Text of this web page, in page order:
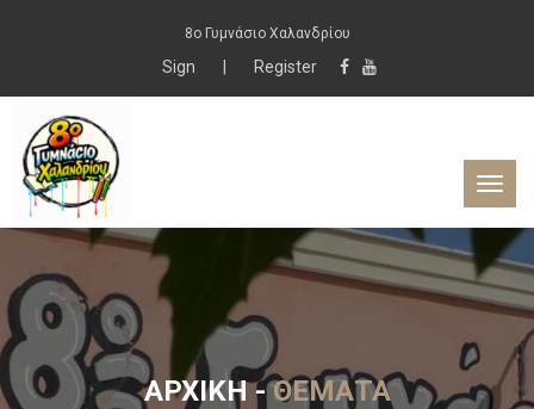
8ο Γυμνάσιο Χαλανδρίου
Sign Register
ΑΡΧΙΚΉ-ΘΈΜΑΤΑ